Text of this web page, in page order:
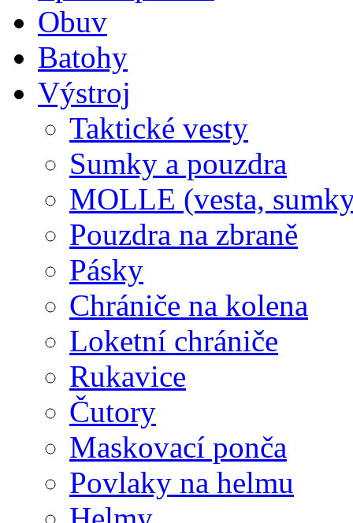
Obuv
Batohy
Výstroj
Taktické vesty
Sumky a pouzdra
MOLLE (vesta,
Pouzdra na zbraně
Pásky
Chrániče na kolena
Loketní chrániče
Rukavice
Čutory
Maskovací ponča
Povlaky na helmu